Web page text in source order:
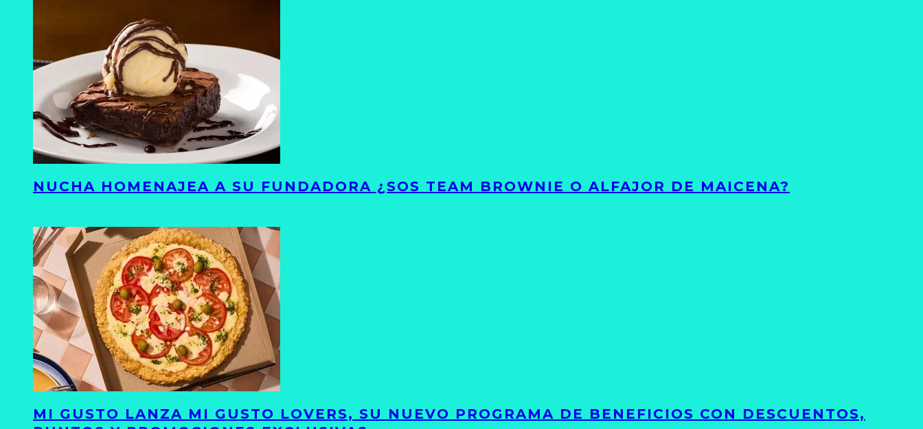
NUCHA HOMENAJEA A SU FUNDADORA ¿SOS TEAM BROWNIE O ALFAJOR DE MAICENA?
MI GUSTO LANZA MI GUSTO LOVERS, SU NUEVO PROGRAMA DE BENEFICIOS CON DESCUENTOS,